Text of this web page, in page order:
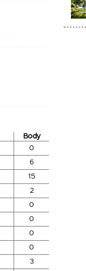
Body
0
6
15
2
0
0
0
0
3